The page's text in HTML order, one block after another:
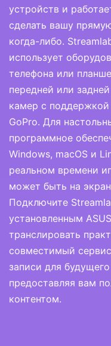
устройств и
сделать вашу
когда-либо.
использует
телефона или
передней или
камер с
GoPro. Для
программное
Windows, macOS и
реальном времени
может быть на
Подключите
установленным
транслировать
совместимый
записи для
предоставляя вам
контентом.